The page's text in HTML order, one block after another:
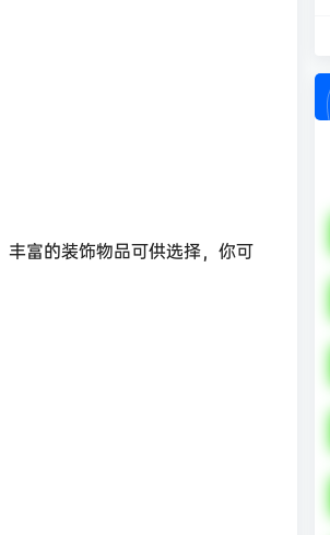
富的装饰物品可供选择，你可